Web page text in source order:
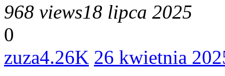
968 views18 lipca 2025
0
zuza4.26K 26 kwietnia